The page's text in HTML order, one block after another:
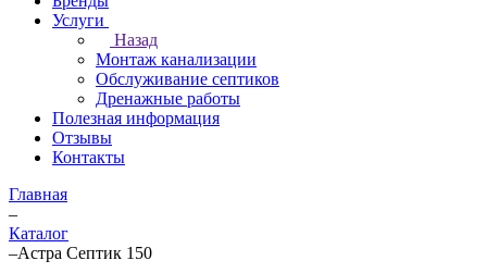
Услуги
Назад
Монтаж канализации
Обслуживание септиков
Дренажные работы
Полезная информация
Отзывы
Контакты
Главная
–
Каталог
–Астра Септик 150